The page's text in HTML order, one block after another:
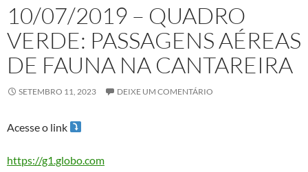
10/07/2019 – QUADRO
VERDE: PASSAGENS AÉREAS
DE FAUNA NA CANTAREIRA
SETEMBRO 11, 2023 DEIXE UM COMENTÁRIO
Acesse o link
https://g1.globo.com